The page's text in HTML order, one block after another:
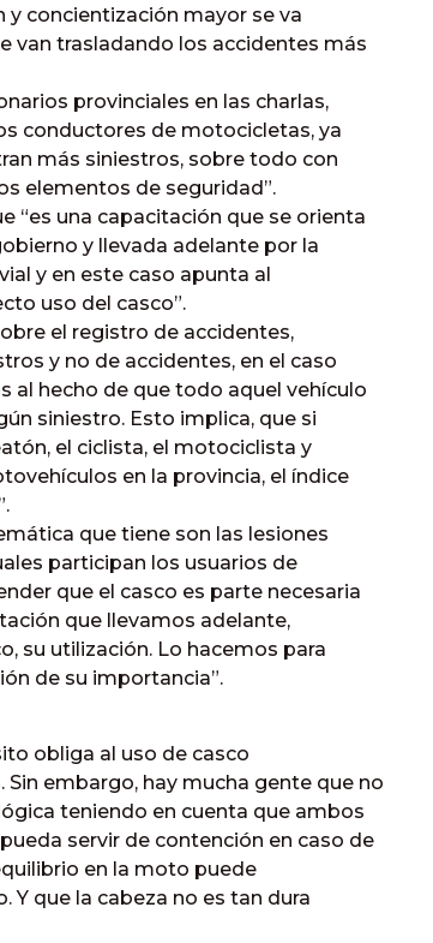
y concientización mayor se va
van trasladando los accidentes más
provinciales en las charlas,
conductores de motocicletas, ya
más siniestros, sobre todo con
elementos de seguridad”.
“es una capacitación que se orienta
y llevada adelante por la
y en este caso apunta al
uso del casco”.
el registro de accidentes,
y no de accidentes, en el caso
al hecho de que todo aquel vehículo
siniestro. Esto implica, que si
el ciclista, el motociclista y
en la provincia, el índice
que tiene son las lesiones
participan los usuarios de
que el casco es parte necesaria
que llevamos adelante,
su utilización. Lo hacemos para
de su importancia”.
obliga al uso de casco
embargo, hay mucha gente que no
teniendo en cuenta que ambos
servir de contención en caso de
en la moto puede
Y que la cabeza no es tan dura